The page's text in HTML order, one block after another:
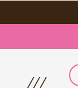
///